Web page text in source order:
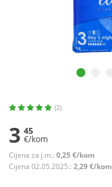
(2)
3 45
€/kom
Cijena za j.m.: 0,25 €/kom
Cijena 02.05.2025.: 2,29 €/kom